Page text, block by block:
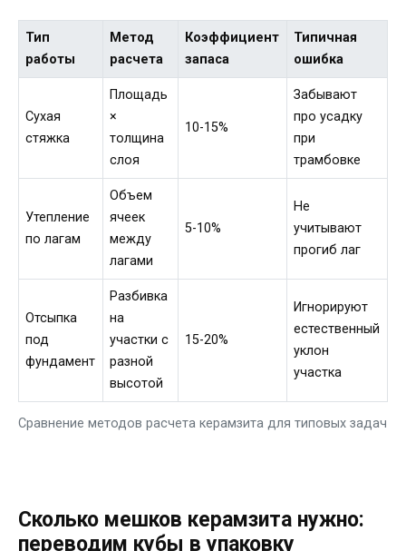
Сравнение методов расчета керамзита для типовых задач
Тип
работы
Метод
расчета
Коэффициент
запаса
Типичная
ошибка
Сухая
стяжка
Площадь
×
толщина
слоя
10-15%
Забывают
про усадку
при
трамбовке
Утепление
по лагам
Объем
ячеек
между
лагами
5-10%
Не
учитывают
прогиб лаг
Отсыпка
под
фундамент
Разбивка
на
участки с
разной
высотой
15-20%
Игнорируют
естественный
уклон
участка
Сколько мешков керамзита нужно:
переводим кубы в упаковку